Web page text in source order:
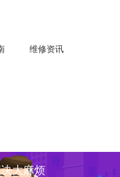
维修资讯
大麻烦